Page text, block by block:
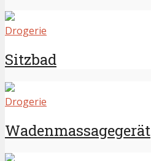
Drogerie
Sitzbad
Drogerie
Wadenmassagegerät